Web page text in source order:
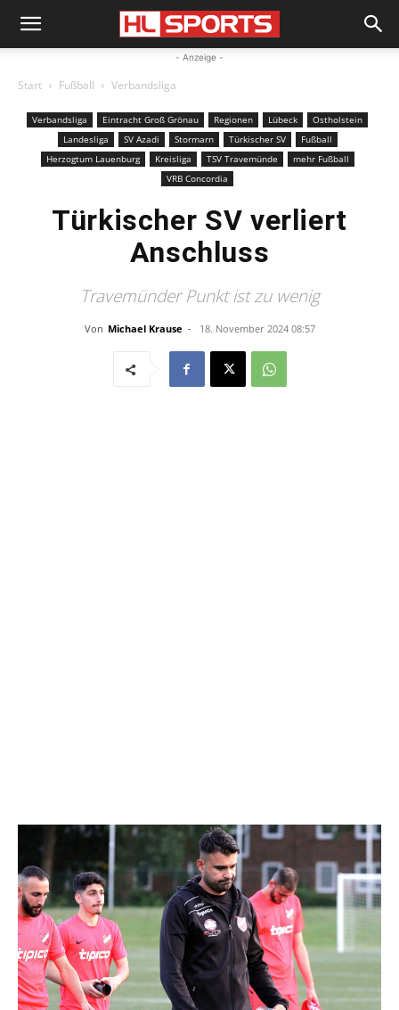
- Anzeige -
Start Fußball Verbandsliga
Verbandsliga Eintracht Groß Grönau Regionen Lübeck
Ostholstein
Landesliga
SV Azadi Stormarn Türkischer SV
Fußball
Herzogtum Lauenburg
Kreisliga TSV Travemünde
mehr Fußball
VRB Concordia
Türkischer SV verliert
Anschluss
Travemünder Punkt ist zu wenig
Von Michael Krause - 18. November 2024 08:57